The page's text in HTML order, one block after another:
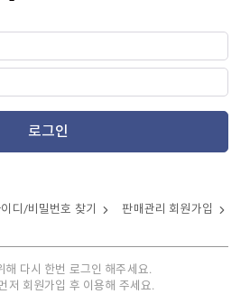
로그인
디/비밀번호 찾기 판매관리 회원가입
해 다시 한번 로그인 해주세요.
저 회원가입 후 이용해 주세요.